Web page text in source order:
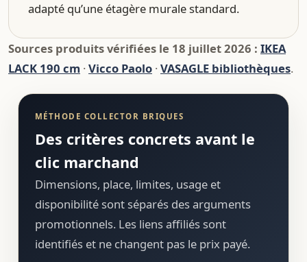
adapté qu’une étagère murale standard.
Sources produits vérifiées le 18 juillet 2026 : IKEA
LACK 190 cm ·Vicco Paolo ·VASAGLE bibliothèques.
MÉTHODE COLLECTOR BRIQUES
Des critères concrets avant le
clic marchand
Dimensions, place, limites, usage et
disponibilité sont séparés des arguments
promotionnels. Les liens affiliés sont
identifiés et ne changent pas le prix payé.